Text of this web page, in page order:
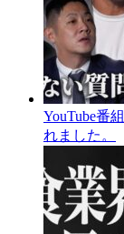
YouTube番
れました。